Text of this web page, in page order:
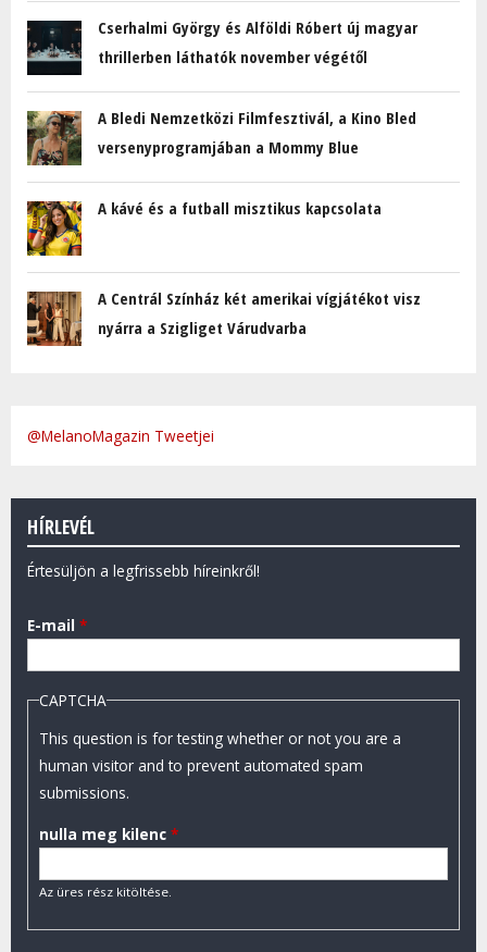
Cserhalmi György és Alföldi Róbert új magyar
thrillerben láthatók november végétől
A Bledi Nemzetközi Filmfesztivál, a Kino Bled
versenyprogramjában a Mommy Blue
A kávé és a futball misztikus kapcsolata
A Centrál Színház két amerikai vígjátékot visz
nyárra a Szigliget Várudvarba
@MelanoMagazin Tweetjei
HÍRLEVÉL
Értesüljön a legfrissebb híreinkről!
E-mail *
CAPTCHA
This question is for testing whether or not you are a
human visitor and to prevent automated spam
submissions.
nulla meg kilenc *
Az üres rész kitöltése.